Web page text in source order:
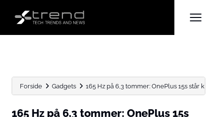
Forside Gadgets 165 Hz på 6,3 tommer: OnePlus 15s står klar
165 Hz på 6,3 tommer: OnePlus 15s